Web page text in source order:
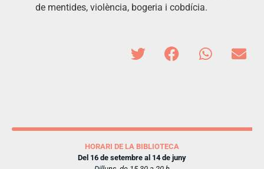
de mentides, violència, bogeria i cobdícia.
HORARI DE LA BIBLIOTECA
Del 16 de setembre al 14 de juny